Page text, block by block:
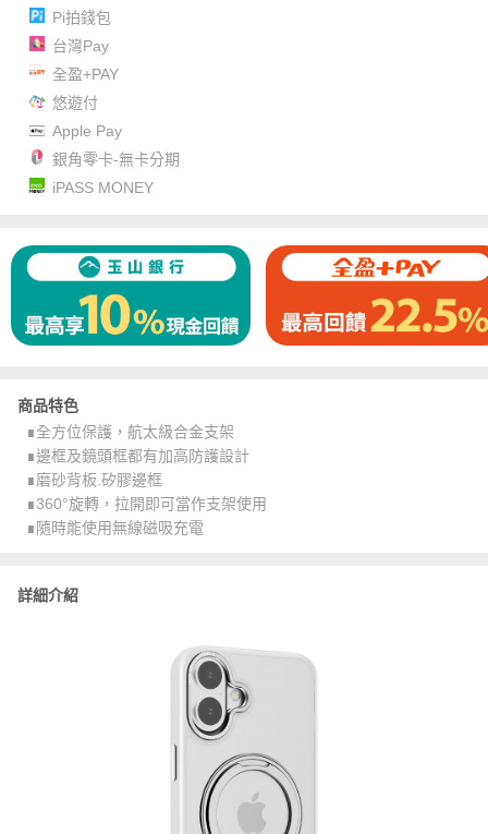
Pi拍錢包
台灣Pay
全盈+PAY
悠遊付
Apple Pay
銀角零卡-無卡分期
iPASS MONEY
商品特色
∎全方位保護，航太級合金支架
∎邊框及鏡頭框都有加高防護設計
∎磨砂背板.矽膠邊框
∎360°旋轉，拉開即可當作支架使用
∎隨時能使用無線磁吸充電
詳細介紹